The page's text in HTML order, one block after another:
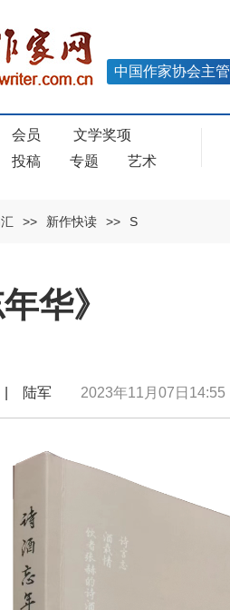
中国作家协会主管
会员
文学奖项
投稿 专题 艺术
>> 新作快读 >> S
华》
| 陆军 2023年11月07日14:55